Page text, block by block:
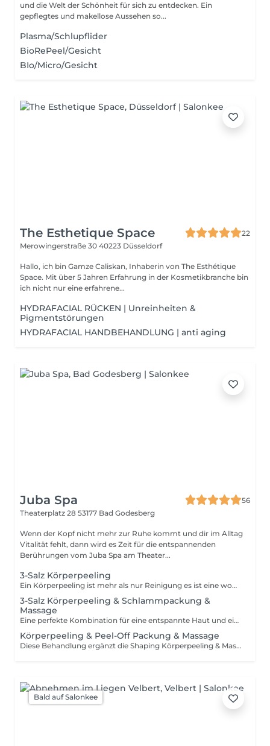
und die Welt der Schönheit für sich zu entdecken. Ein
gepflegtes und makellose Aussehen so...
Plasma/Schlupflider
BioRePeel/Gesicht
BIo/Micro/Gesicht
The Esthetique Space
22
Merowingerstraße 30 40223 Düsseldorf
Hallo, ich bin Gamze Caliskan, Inhaberin von The Esthétique
Space. Mit über 5 Jahren Erfahrung in der Kosmetikbranche bin
ich nicht nur eine erfahrene...
HYDRAFACIAL RÜCKEN | Unreinheiten &
Pigmentstörungen
HYDRAFACIAL HANDBEHANDLUNG | anti aging
Juba Spa
56
Theaterplatz 28 53177 Bad Godesberg
Wenn der Kopf nicht mehr zur Ruhe kommt und dir im Alltag
Vitalität fehlt, dann wird es Zeit für die entspannenden
Berührungen vom Juba Spa am Theater...
3-Salz Körperpeeling
Ein Körperpeeling ist mehr als nur Reinigung es ist eine wohltuende Hauterneuerung. Mit sanften, kreisenden Bewegungen tragen wir abgestorbene Hautzellen ab, regen die Durchblutung an und fördern die Zellerneuerung. Ihre Haut wird spürbar glatter, weicher und aufnahmefähiger für pflegende Wirkstoffe.
3-Salz Körperpeeling & Schlammpackung &
Massage
Eine perfekte Kombination für eine entspannte Haut und einen regenerierten Körper. Das 3 Salz Körperpeeling, der ausgleichende Meeresschlamm sowie die anschließende ca. 45 Minuten Massage sorgen für tiefe Entspannung und Erholung.
Körperpeeling & Peel-Off Packung & Massage
Diese Behandlung ergänzt die Shaping Körperpeeling & Massage Behandlung mit einer straffenden und revitalisierenden Peel-Off Körperpackung. Die Peel-Off Körperpackung wird in einem Stück ohne Duschen entfernt und sorgt so für einen "Zweite Haut" Effekt.
Bald auf Salonkee